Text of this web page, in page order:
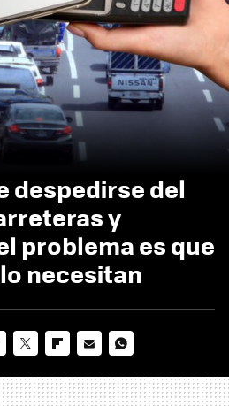
despedirse del
y
problema es que
necesitan
MAIL